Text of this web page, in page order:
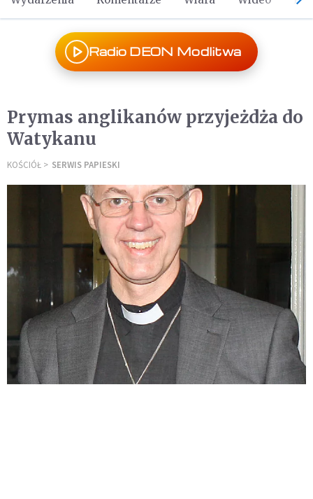
Radio DEON Modlitwa
Prymas anglikanów przyjeżdża do
Watykanu
KOŚCIÓŁ SERWIS PAPIESKI